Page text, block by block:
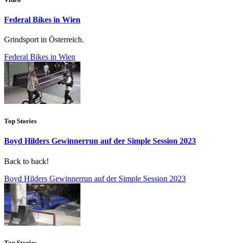
Federal Bikes in Wien
Grindsport in Österreich.
Federal Bikes in Wien
Top Stories
Boyd Hilders Gewinnerrun auf der Simple Session 2023
Back to back!
Boyd Hilders Gewinnerrun auf der Simple Session 2023